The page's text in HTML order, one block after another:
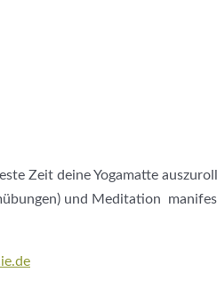
Zeit deine Yogamatte
und Meditation